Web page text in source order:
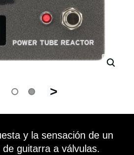
>
y la sensación de un
guitarra a válvulas.